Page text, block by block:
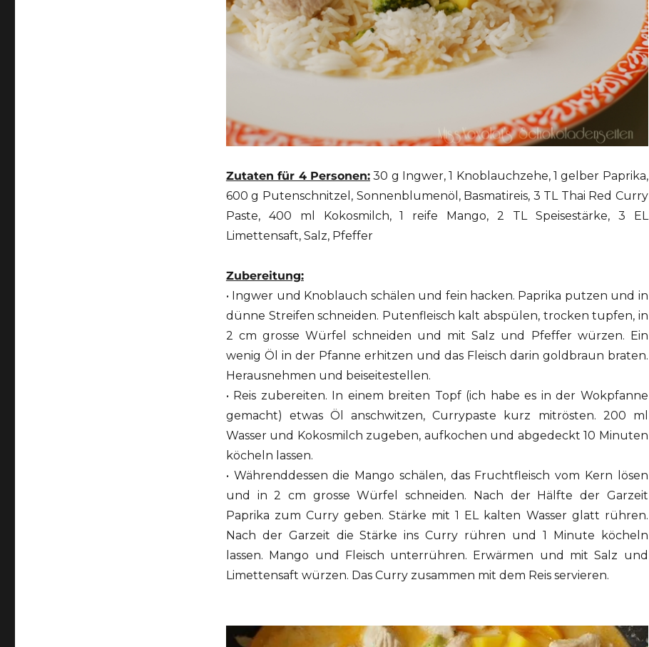
Zutaten für 4 Personen:30 g Ingwer, 1 Knoblauchzehe, 1 gelber Paprika,
600 g Putenschnitzel, Sonnenblumenöl, Basmatireis, 3 TL Thai Red Curry
Paste, 400 ml Kokosmilch, 1 reife Mango, 2 TL Speisestärke, 3 EL
Limettensaft, Salz, Pfeffer
Zubereitung:
• Ingwer und Knoblauch schälen und fein hacken. Paprika putzen und in
dünne Streifen schneiden. Putenfleisch kalt abspülen, trocken tupfen, in
2 cm grosse Würfel schneiden und mit Salz und Pfeffer würzen. Ein
wenig Öl in der Pfanne erhitzen und das Fleisch darin goldbraun braten.
Herausnehmen und beiseitestellen.
• Reis zubereiten. In einem breiten Topf (ich habe es in der Wokpfanne
gemacht) etwas Öl anschwitzen, Currypaste kurz mitrösten. 200 ml
Wasser und Kokosmilch zugeben, aufkochen und abgedeckt 10 Minuten
köcheln lassen.
• Währenddessen die Mango schälen, das Fruchtfleisch vom Kern lösen
und in 2 cm grosse Würfel schneiden. Nach der Hälfte der Garzeit
Paprika zum Curry geben. Stärke mit 1 EL kalten Wasser glatt rühren.
Nach der Garzeit die Stärke ins Curry rühren und 1 Minute köcheln
lassen. Mango und Fleisch unterrühren. Erwärmen und mit Salz und
Limettensaft würzen. Das Curry zusammen mit dem Reis servieren.